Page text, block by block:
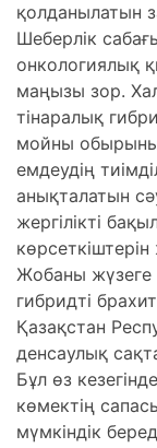
қолданылатын
Шеберлік
онкологиялық
маңызы зор.
тінаралық
мойны
емдеудің
анықталатын
жергілікті
Жобаны жүзеге
гибридті
Қазақстан
денсаулық
Бұл өз
көмектің
мүмкіндік